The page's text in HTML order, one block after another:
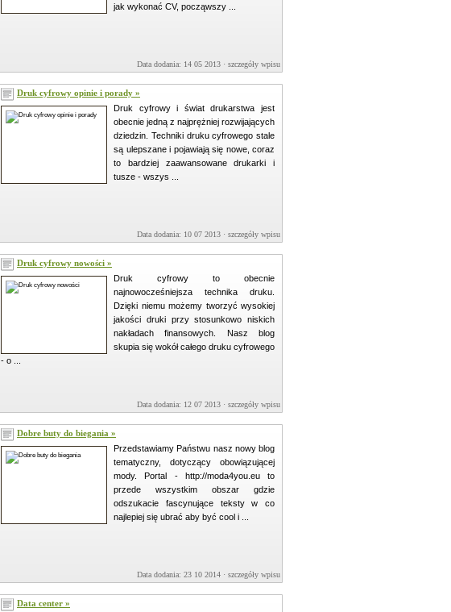
jak wykonać CV, począwszy ...
Data dodania: 14 05 2013 · szczegóły wpisu »
Druk cyfrowy opinie i porady »
Druk cyfrowy i świat drukarstwa jest
obecnie jedną z najprężniej rozwijających
dziedzin. Techniki druku cyfrowego stale
są ulepszane i pojawiają się nowe, coraz
to bardziej zaawansowane drukarki i
tusze - wszys ...
Data dodania: 10 07 2013 · szczegóły wpisu »
Druk cyfrowy nowości »
Druk cyfrowy to obecnie
najnowocześniejsza technika druku.
Dzięki niemu możemy tworzyć wysokiej
jakości druki przy stosunkowo niskich
nakładach finansowych. Nasz blog
skupia się wokół całego druku cyfrowego
- o ...
Data dodania: 12 07 2013 · szczegóły wpisu »
Dobre buty do biegania »
Przedstawiamy Państwu nasz nowy blog
tematyczny, dotyczący obowiązującej
mody. Portal - http://moda4you.eu to
przede wszystkim obszar gdzie
odszukacie fascynujące teksty w co
najlepiej się ubrać aby być cool i ...
Data dodania: 23 10 2014 · szczegóły wpisu »
Data center »